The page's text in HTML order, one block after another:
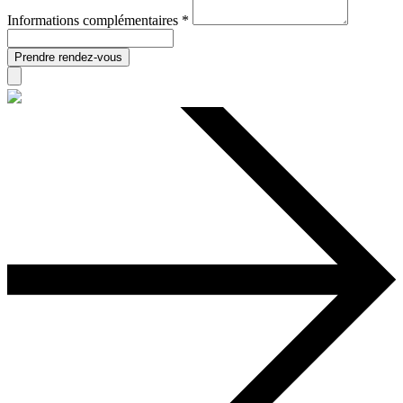
Informations complémentaires *
Prendre rendez-vous